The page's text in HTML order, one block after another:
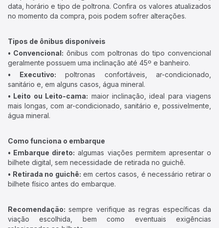
data, horário e tipo de poltrona. Confira os valores atualizados
no momento da compra, pois podem sofrer alterações.
Tipos de ônibus disponíveis
• Convencional: ônibus com poltronas do tipo convencional
geralmente possuem uma inclinação até 45º e banheiro.
• Executivo: poltronas confortáveis, ar-condicionado,
sanitário e, em alguns casos, água mineral.
• Leito ou Leito-cama: maior inclinação, ideal para viagens
mais longas, com ar-condicionado, sanitário e, possivelmente,
água mineral.
Como funciona o embarque
• Embarque direto: algumas viações permitem apresentar o
bilhete digital, sem necessidade de retirada no guichê.
• Retirada no guichê: em certos casos, é necessário retirar o
bilhete físico antes do embarque.
Recomendação: sempre verifique as regras específicas da
viação escolhida, bem como eventuais exigências